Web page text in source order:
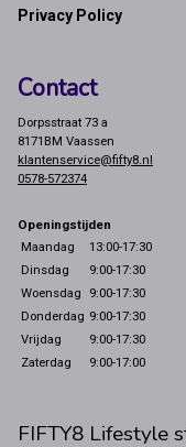
Privacy Policy
Contact
Dorpsstraat 73 a
8171BM Vaassen
klantenservice@fifty8.nl
0578-572374
Openingstijden
Maandag
13:00-17:30
Dinsdag
9:00-17:30
Woensdag
9:00-17:30
Donderdag 9:00-17:30
Vrijdag
9:00-17:30
Zaterdag
9:00-17:00
FIFTY8 Lifestyle